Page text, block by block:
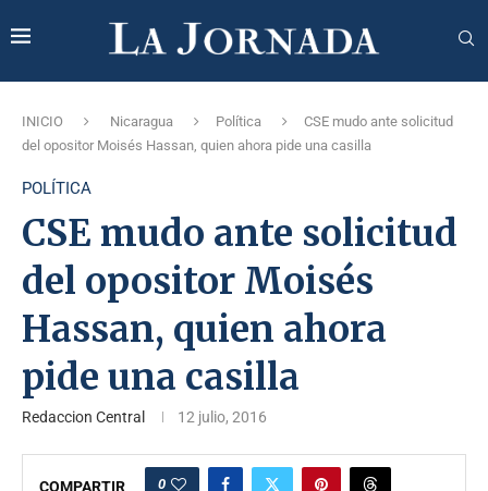
INICIO Nicaragua Política
CSE mudo ante solicitud
del opositor Moisés Hassan, quien ahora pide una casilla
POLÍTICA
CSE mudo ante solicitud
del opositor Moisés
Hassan, quien ahora
pide una casilla
Redaccion Central 12 julio, 2016
COMPARTIR 0